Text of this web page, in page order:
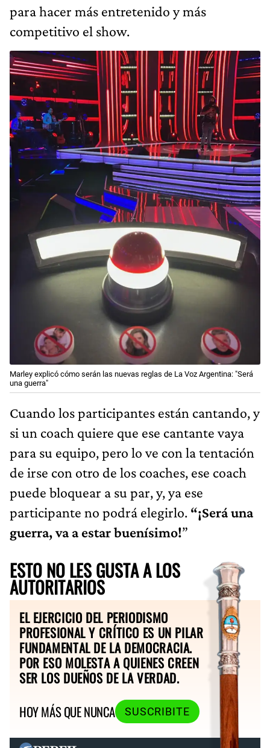
para hacer más entretenido y más
competitivo el show.
Marley explicó cómo serán las nuevas reglas de La Voz Argentina: "Será
una guerra"
Cuando los participantes están cantando, y
si un coach quiere que ese cantante vaya
para su equipo, pero lo ve con la tentación
de irse con otro de los coaches, ese coach
puede bloquear a su par, y, ya ese
participante no podrá elegirlo. “¡Será una
guerra, va a estar buenísimo!”
ESTO NO LES GUSTA A LOS
AUTORITARIOS
EL EJERCICIO DEL PERIODISMO
PROFESIONAL Y CRÍTICO ES UN PILAR
FUNDAMENTAL DE LA DEMOCRACIA.
POR ESO MOLESTA A QUIENES CREEN
SER LOS DUEÑOS DE LA VERDAD.
HOY MÁS QUE NUNCA
SUSCRIBITE